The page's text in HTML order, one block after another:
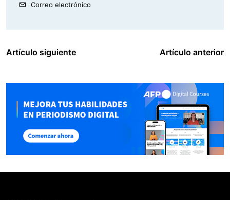
Correo electrónico
Artículo siguiente Artículo anterior